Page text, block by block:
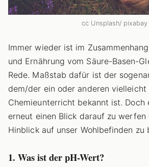
cc Unsplash/ pixabay
Immer wieder ist im
und Ernährung vom Säure-Basen-
Rede. Maßstab dafür ist der
dem/der ein oder anderen vielleicht
Chemieunterricht bekannt ist. Doch
erneut einen Blick darauf zu werfen
Hinblick auf unser Wohlbefinden zu
1. Was ist der pH-Wert?